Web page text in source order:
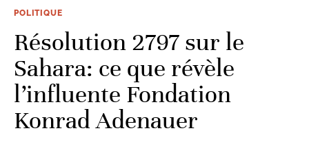
POLITIQUE
Résolution 2797 sur le
Sahara: ce que révèle
l’influente Fondation
Konrad Adenauer